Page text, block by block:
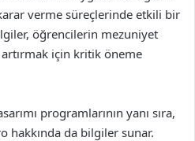
verme süreçlerinde etkili bir
öğrencilerin mezuniyet
artırmak için kritik öneme
programlarının yanı sıra,
hakkında da bilgiler sunar.